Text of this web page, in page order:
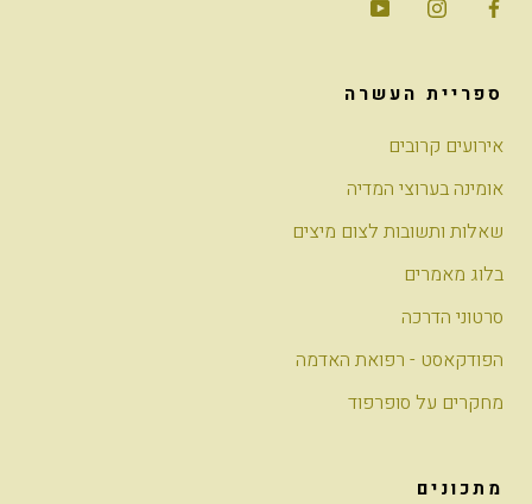
ספריית העשרה
אירועים קרובים
אומינה בערוצי המדיה
שאלות ותשובות לצום מיצים
בלוג מאמרים
סרטוני הדרכה
הפודקאסט - רפואת האדמה
מחקרים על סופרפוד
מתכונים